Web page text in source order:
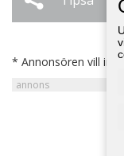
* Annonsören vill